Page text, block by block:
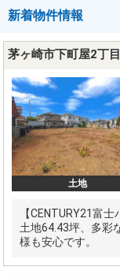
新着物件情報
茅ヶ崎市下町屋2
土地
【CENTURY21富
土地64.43坪、多彩
様も安心です。